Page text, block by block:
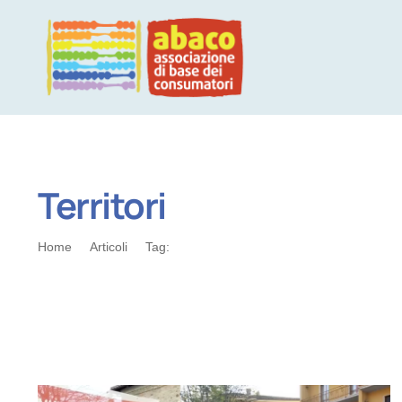
contenuto
Territori
Home Articoli Tag: